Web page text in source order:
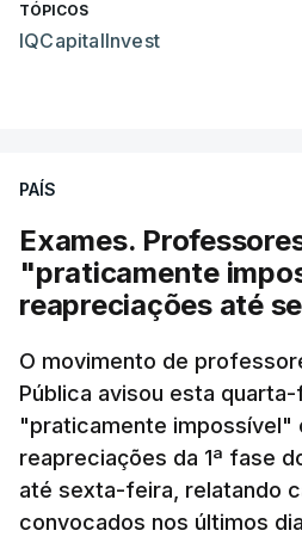
TÓPICOS
IQCapitalInvest
PAÍS
Exames.
"praticamente
reapreciações até
O movimento de
Pública avisou esta
"praticamente impossível"
reapreciações da 1ª fase
até sexta-feira, relatando
convocados nos últimos